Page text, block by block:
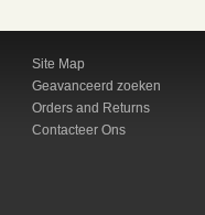
Site Map
Geavanceerd zoeken
Orders and Returns
Contacteer Ons